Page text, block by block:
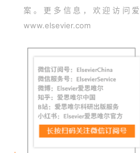
案。 更多信息，欢迎访问
www.elsevier.com